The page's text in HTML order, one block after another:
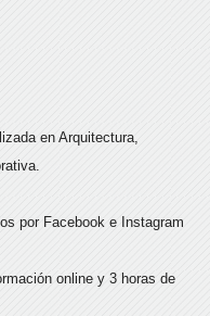
en Arquitectura,
por Facebook e Instagram
online y 3 horas de